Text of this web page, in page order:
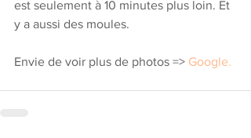
est seulement à 10 minutes plus loin. Et
y a aussi des moules.
Envie de voir plus de photos => Google.